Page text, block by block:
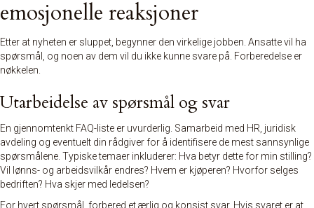
emosjonelle reaksjoner
Etter at nyheten er sluppet, begynner den virkelige jobben. Ansatte vil ha
spørsmål, og noen av dem vil du ikke kunne svare på. Forberedelse er
nøkkelen.
Utarbeidelse av spørsmål og svar
En gjennomtenkt FAQ-liste er uvurderlig. Samarbeid med HR, juridisk
avdeling og eventuelt din rådgiver for å identifisere de mest sannsynlige
spørsmålene. Typiske temaer inkluderer: Hva betyr dette for min stilling?
Vil lønns- og arbeidsvilkår endres? Hvem er kjøperen? Hvorfor selges
bedriften? Hva skjer med ledelsen?
For hvert spørsmål, forbered et ærlig og konsist svar. Hvis svaret er at